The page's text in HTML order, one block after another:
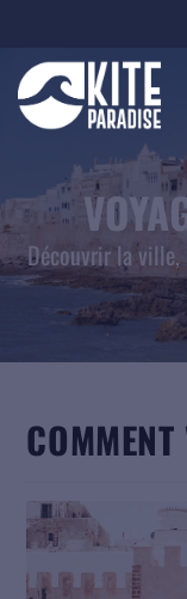
Découvrir la ville,